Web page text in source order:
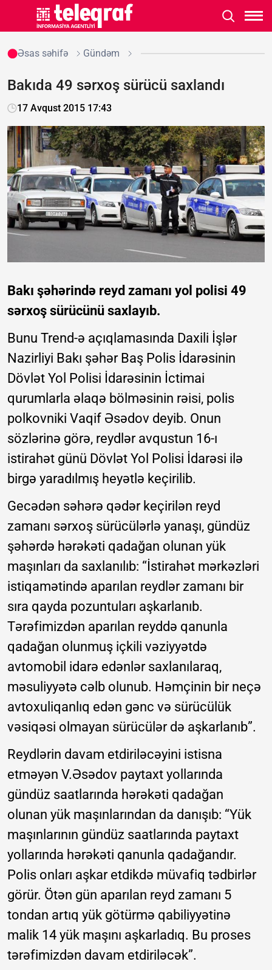
Əsas səhifə Gündəm
Bakıda 49 sərxoş sürücü saxlandı
17 Avqust 2015 17:43
Bakı şəhərində reyd zamanı yol polisi 49
sərxoş sürücünü saxlayıb.
Bunu Trend-ə açıqlamasında Daxili İşlər
Nazirliyi Bakı şəhər Baş Polis İdarəsinin
Dövlət Yol Polisi İdarəsinin İctimai
qurumlarla əlaqə bölməsinin rəisi, polis
polkovniki Vaqif Əsədov deyib. Onun
sözlərinə görə, reydlər avqustun 16-ı
istirahət günü Dövlət Yol Polisi İdarəsi ilə
birgə yaradılmış heyətlə keçirilib.
Gecədən səhərə qədər keçirilən reyd
zamanı sərxoş sürücülərlə yanaşı, gündüz
şəhərdə hərəkəti qadağan olunan yük
maşınları da saxlanılıb: “İstirahət mərkəzləri
istiqamətində aparılan reydlər zamanı bir
sıra qayda pozuntuları aşkarlanıb.
Tərəfimizdən aparılan reyddə qanunla
qadağan olunmuş içkili vəziyyətdə
avtomobil idarə edənlər saxlanılaraq,
məsuliyyətə cəlb olunub. Həmçinin bir neçə
avtoxuliqanlıq edən gənc və sürücülük
vəsiqəsi olmayan sürücülər də aşkarlanıb”.
Reydlərin davam etdiriləcəyini istisna
etməyən V.Əsədov paytaxt yollarında
gündüz saatlarında hərəkəti qadağan
olunan yük maşınlarından da danışıb: “Yük
maşınlarının gündüz saatlarında paytaxt
yollarında hərəkəti qanunla qadağandır.
Polis onları aşkar etdikdə müvafiq tədbirlər
görür. Ötən gün aparılan reyd zamanı 5
tondan artıq yük götürmə qabiliyyətinə
malik 14 yük maşını aşkarladıq. Bu proses
tərəfimizdən davam etdiriləcək”.